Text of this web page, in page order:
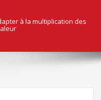
à la multiplication des